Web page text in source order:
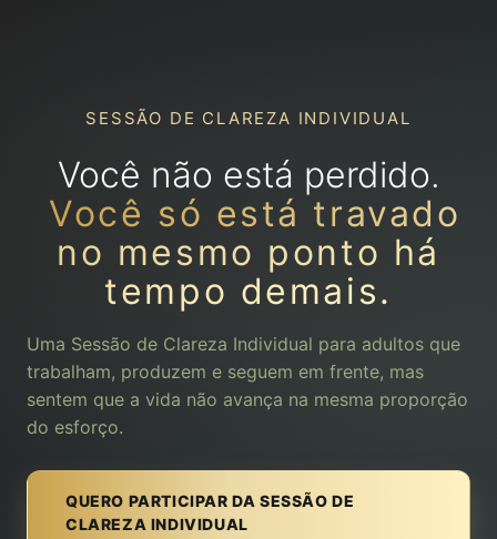
SESSÃO DE CLAREZA INDIVIDUAL
Você não está perdido.
Você só está travado
no mesmo ponto há
tempo demais.
Uma Sessão de Clareza Individual para adultos que
trabalham, produzem e seguem em frente, mas
sentem que a vida não avança na mesma proporção
do esforço.
QUERO PARTICIPAR DA SESSÃO DE
CLAREZA INDIVIDUAL